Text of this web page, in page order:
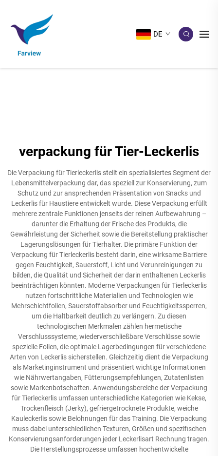
DE
verpackung für Tier-Leckerlis
Die Verpackung für Tierleckerlis stellt ein spezialisiertes Segment der
Lebensmittelverpackung dar, das speziell zur Konservierung, zum
Schutz und zur ansprechenden Präsentation von Snacks und
Leckerlis für Haustiere entwickelt wurde. Diese Verpackung erfüllt
mehrere zentrale Funktionen jenseits der reinen Aufbewahrung –
darunter die Erhaltung der Frische des Produkts, die
Gewährleistung der Sicherheit sowie die Bereitstellung praktischer
Lagerungslösungen für Tierhalter. Die primäre Funktion der
Verpackung für Tierleckerlis besteht darin, eine wirksame Barriere
gegen Feuchtigkeit, Sauerstoff, Licht und Verunreinigungen zu
bilden, die Qualität und Sicherheit der darin enthaltenen Leckerlis
beeinträchtigen könnten. Moderne Verpackungen für Tierleckerlis
nutzen fortschrittliche Materialien und Technologien wie
Mehrschichtfolien, Sauerstoffabsorber und Feuchtigkeitssperren,
um die Haltbarkeit deutlich zu verlängern. Zu diesen
technologischen Merkmalen zählen hermetische
Verschlusssysteme, wiederverschließbare Verschlüsse sowie
spezielle Folien, die optimale Lagerbedingungen für verschiedene
Arten von Leckerlis sicherstellen. Gleichzeitig dient die Verpackung
als Marketinginstrument und präsentiert wichtige Informationen
wie Nährwertangaben, Fütterungsempfehlungen, Zutatenlisten
sowie Markenbotschaften. Anwendungsbereiche der Verpackung
für Tierleckerlis umfassen unterschiedliche Kategorien wie Kekse,
Trockenfleisch (Jerky), gefriergetrocknete Produkte, weiche
Kauleckerlis sowie Belohnungen für das Training. Die Verpackung
muss dabei unterschiedlichen Texturen, Größen und spezifischen
Konservierungsanforderungen jeder Leckerlisart Rechnung tragen.
Die Herstellungsprozesse umfassen hochentwickelte